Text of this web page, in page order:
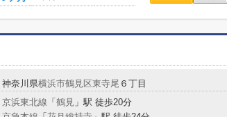
神奈川県横浜市鶴見区東寺尾 ６丁目
京浜東北線 「 鶴見 」駅 徒歩20分